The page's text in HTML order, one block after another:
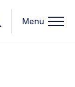
Menu